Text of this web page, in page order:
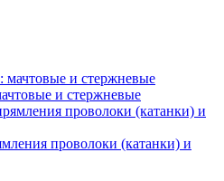
и стержневые
проволоки (катанки) и